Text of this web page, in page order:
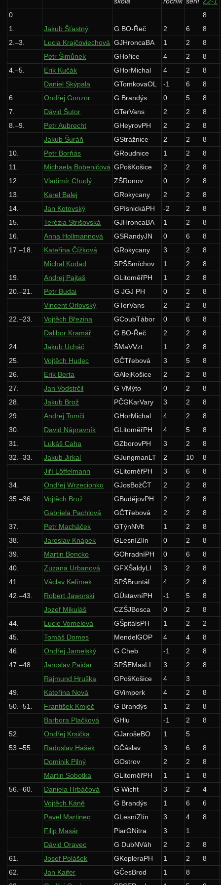
0.
8
1.
Jakub Šťastný G BO-Řeč 2 6
8
2.–3.
Lucia Krajčoviechová GJHroncaBA 1 2
8
Petr Šimůnek
GHořice 4 2
8
4.–5.
Erik Kučák GHorMichal 4 2
8
Daniel Skýpala
GTomkovaOL -1 6
8
6.
Ondřej Gonzor G Brandýs 0 5
8
7.
Dávid Šutor GTerVans 2 2
8
8.–9.
Petr Aubrecht GHeyrovPH 2 2
8
Jakub Šuráň
GStrážnice 2 2
8
10.
Petr Borňás GRoudnice 1 2
8
11.
Michaela Bobeničová GPošKošice 2 2
8
12.
Vladimír Chudý ZŠRonov 0 2
8
13.
Karel Balej GRokycany 2 2
8
14.
Jan Kotovský GPísnickáPH -2 2
8
15.
Terézia Strišovská GJHroncaBA 1 2
8
16.
Anna Hollmannová GSRandyJN 0 6
8
17.–18.
Kateřina Čížková GRokycany 3 2
8
Michal Kodad
SPŠSmíchov 1 2
8
19.
Andrej Pajtaš GLitoměřPH 1 2
8
20.–21.
Petr Budai G JGJ PH 0 2
8
Vincent Orlovský
GTerVans 2 2
8
22.–23.
Vojtěch Březina GCoubTábor 0 6
8
Dalibor Kramář
G BO-Řeč 2 2
8
24.
Jakub Ucháč ŠMaVVzt 1 2
8
25.
Vojtěch Hudec GČTřebová 3 5
8
26.
Erik Berta GAlejKošice 2 2
8
27.
Jan Vodstrčil G VMýto 0 2
8
28.
Jakub Brož PČGKarVary 3 2
8
29.
Andrej Tomči GHorMichal 4 2
8
30.
David Nápravník GLitoměřPH 4 5
8
31.
Lukáš Caha GZborovPH 3 2
8
32.–33.
Jakub Jirkal GJungmanLT 2 10
8
Jiří Löffelmann
GLitoměřPH 3 6
8
34.
Ondřej Wrzecionko GJosBožČT 2 2
8
35.–36.
Vojtěch Brož GBudějovPH 2 2
8
Gabriela Pachlová
GČTřebová 2 2
8
37.
Petr Macháček GTýnNVlt 1 2
8
38.
Jaroslav Knápek GLesníZlín 0 2
8
39.
Martin Bencko GOhradníPH 0 6
8
40.
Zuzana Urbanová GFXŠaldyLI 3 2
8
41.
Václav Kelímek SPŠBruntál 4 2
8
42.–43.
Robert Jaworski GÚstavníPH -1 5
8
Jozef Mikuláš
CZŠJBosca 0 2
8
44.
Lucie Vomelová GŠpitálsPH 1 2
2
45.
Tomáš Domes MendelGOP 4 4
8
46.
Ondřej Jamelský G Cheb -1 2
8
47.–48.
Jaroslav Paidar SPŠEMasLI 3 2
8
Rajmund Hruška
GPošKošice 4
3
49.
Kateřina Nová GVimperk 4 2
8
50.–51.
František Kmječ G Brandýs 1 2
8
Barbora Plačková
GHlu -1 2
8
52.
Ondřej Krsička GJarošeBO 1
5
53.–55.
Radoslav Hašek GČáslav 3 6
8
Dominik Pilný
GOstrov 2 2
8
Martin Sobotka
GLitoměřPH 1 1
8
56.–60.
Daniela Hrbáčová G Wicht 3 2
4
Vojtěch Káně
G Brandýs 1 6
6
Pavel Martinec
GLesníZlín 3 4
8
Filip Masár
PiarGNitra 3
1
Dávid Oravec
G DubNVáh 2 2
8
61.
Josef Polášek GKepleraPH 1 2
8
62.
Jan Kaifer GČesBrod 1
8
Archiv starších ročníků
37. ročník: 24/25
36. ročník: 23/24
35. ročník: 22/23
34. ročník: 21/22
33. ročník: 20/21
32. ročník: 19/20
31. ročník: 18/19
30. ročník: 17/18
29. ročník: 16/17
Zadání 1. série
Řešení
Výsledky
Zadání 2. série
Řešení
Výsledky
Zadání 3. série
Řešení
Výsledky
Zadání 4. série
Řešení
Výsledky
28. ročník: 15/16
27. ročník: 14/15
26. ročník: 13/14